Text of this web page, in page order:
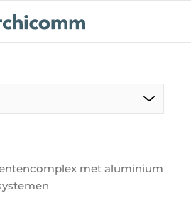
be-FR
met aluminium